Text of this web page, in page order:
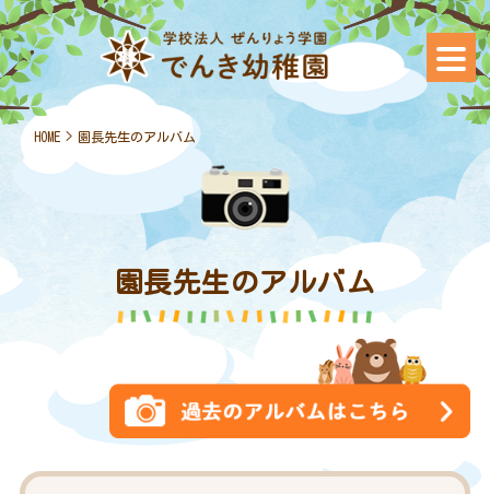
HOME > 園長先生のアルバム
園長先生のアルバム